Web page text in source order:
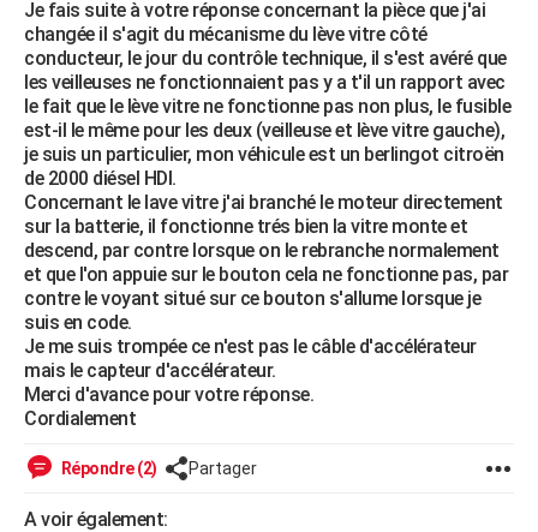
Mobiles
Meilleur smartphone
Internet
Ordinateurs
Jeux vidéo
Guide high-tech
+BRICOLAGE
Forum
Aménagement intérieur
Extérieur
Cuisine
Salle de bains
Jardinage
Rangement
WEEK-END
Guides de France
Escapades
Patrimoine
Expositions
Musées
Week-end nature
+LIFESTYLE
Art de vivre
Bien-être
Loisirs
Mode
Modes de vie
SANTE
Alimentation
Guide de la santé
Maladies
Médicaments
Sommeil
VOYAGE
Destinations
City break
Voyage nature
Voyage de noces
Forum
Climat
+PHOTO
GUIDES D'ACHAT
BONS PLANS
CARTE DE VOEUX
Carte de Noël
Carte Bonne année
Carte Saint-Valentin
Carte Pâques
Carte d'anniversaire
DICTIONNAIRE
Je fais suite à votre réponse concernant la pièce que j'ai
changée il s'agit du mécanisme du lève vitre côté
conducteur, le jour du contrôle technique, il s'est avéré que
les veilleuses ne fonctionnaient pas y a t'il un rapport avec
le fait que le lève vitre ne fonctionne pas non plus, le fusible
est-il le même pour les deux (veilleuse et lève vitre gauche),
je suis un particulier, mon véhicule est un berlingot citroën
de 2000 diésel HDI.
Concernant le lave vitre j'ai branché le moteur directement
sur la batterie, il fonctionne trés bien la vitre monte et
descend, par contre lorsque on le rebranche normalement
et que l'on appuie sur le bouton cela ne fonctionne pas, par
contre le voyant situé sur ce bouton s'allume lorsque je
suis en code.
Je me suis trompée ce n'est pas le câble d'accélérateur
mais le capteur d'accélérateur.
Merci d'avance pour votre réponse.
Cordialement
Répondre (2) Partager
A voir également: